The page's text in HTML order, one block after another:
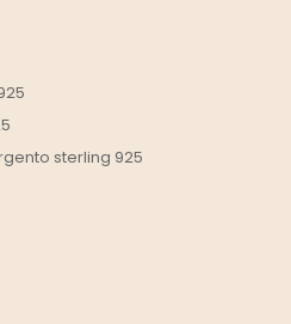
sterling 925